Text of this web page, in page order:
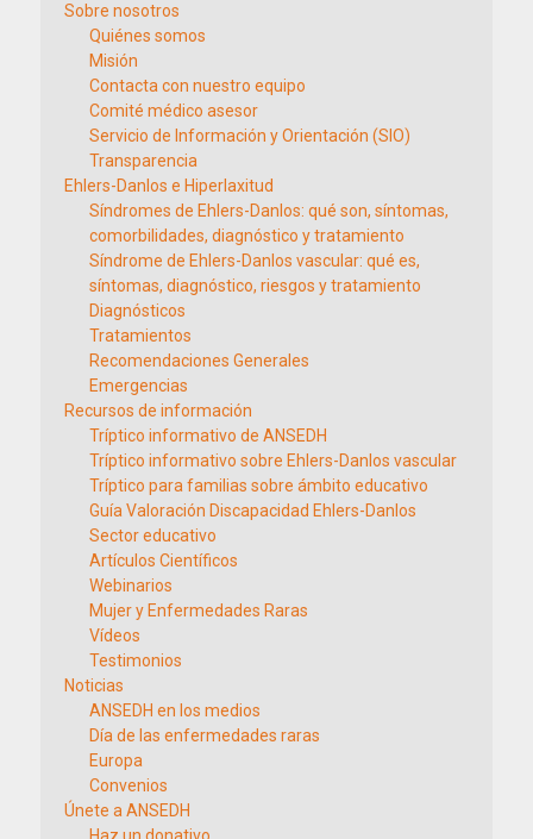
Sobre nosotros
Quiénes somos
Misión
Contacta con nuestro equipo
Comité médico asesor
Servicio de Información y Orientación (SIO)
Transparencia
Ehlers-Danlos e Hiperlaxitud
Síndromes de Ehlers-Danlos: qué son, síntomas,
comorbilidades, diagnóstico y tratamiento
Síndrome de Ehlers-Danlos vascular: qué es,
síntomas, diagnóstico, riesgos y tratamiento
Diagnósticos
Tratamientos
Recomendaciones Generales
Emergencias
Recursos de información
Tríptico informativo de ANSEDH
Tríptico informativo sobre Ehlers-Danlos vascular
Tríptico para familias sobre ámbito educativo
Guía Valoración Discapacidad Ehlers-Danlos
Sector educativo
Artículos Científicos
Webinarios
Mujer y Enfermedades Raras
Vídeos
Testimonios
Noticias
ANSEDH en los medios
Día de las enfermedades raras
Europa
Convenios
Únete a ANSEDH